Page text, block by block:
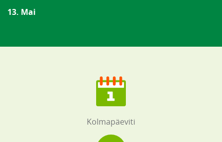
13. Mai
Kolmapäeviti